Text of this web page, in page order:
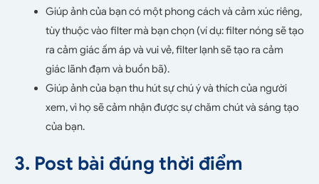
Giúp ảnh của bạn có một phong cách và cảm xúc riêng,
tùy thuộc vào filter mà bạn chọn (ví dụ: filter nóng sẽ tạo
ra cảm giác ấm áp và vui vẻ, filter lạnh sẽ tạo ra cảm
giác lãnh đạm và buồn bã).
Giúp ảnh của bạn thu hút sự chú ý và thích của người
xem, vì họ sẽ cảm nhận được sự chăm chút và sáng tạo
của bạn.
3. Post bài đúng thời điểm